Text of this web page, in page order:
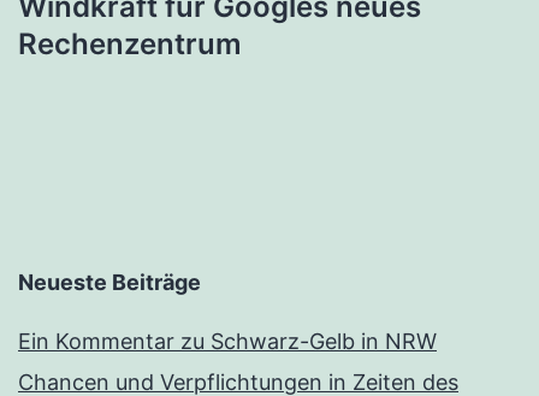
Rechenzentrum
Neueste Beiträge
Ein Kommentar zu Schwarz-Gelb in NRW
Chancen und Verpflichtungen in Zeiten des